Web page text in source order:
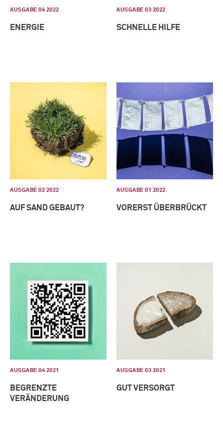
AUSGABE 04 2022
ENERGIE
AUSGABE 03 2022
SCHNELLE HILFE
AUSGABE 02 2022
AUF SAND GEBAUT?
AUSGABE 01 2022
VORERST ÜBERBRÜCKT
AUSGABE 04 2021
BEGRENZTE
VERÄNDERUNG
AUSGABE 03 2021
GUT VERSORGT